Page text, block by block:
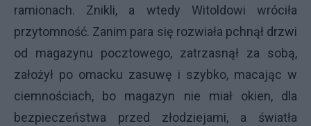
ramionach. Znikli, a wtedy Witoldowi wróciła
przytomność. Zanim para się rozwiała pchnął drzwi
od magazynu pocztowego, zatrzasnął za sobą,
założył po omacku zasuwę i szybko, macając w
ciemnościach, bo magazyn nie miał okien, dla
bezpieczeństwa przed złodziejami, a światła